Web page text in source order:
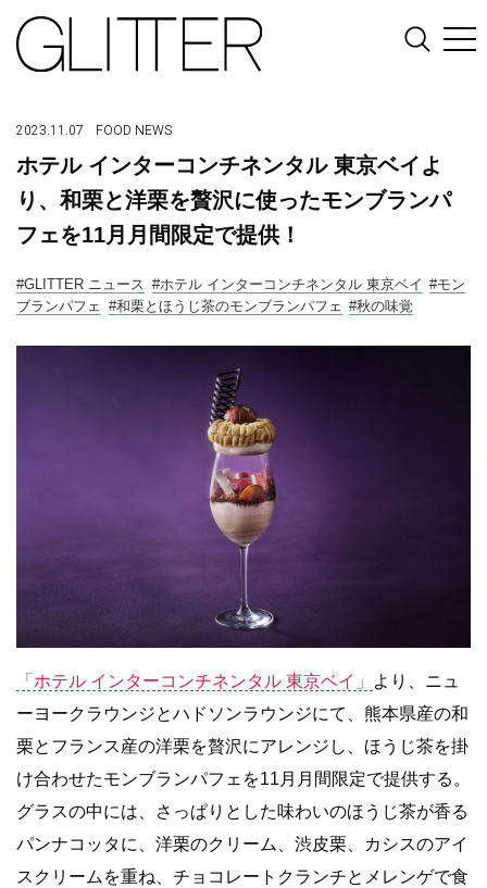
2023.11.07 FOOD NEWS
ホテル インターコンチネンタル 東京ベイよ
り、和栗と洋栗を贅沢に使ったモンブランパ
フェを11月月間限定で提供！
#GLITTER ニュース #ホテル インターコンチネンタル 東京ベイ #モン
ブランパフェ #和栗とほうじ茶のモンブランパフェ #秋の味覚
「ホテル インターコンチネンタル 東京ベイ」
より、ニュ
ーヨークラウンジとハドソンラウンジにて、熊本県産の和
栗とフランス産の洋栗を贅沢にアレンジし、ほうじ茶を掛
け合わせたモンブランパフェを11月月間限定で提供する。
グラスの中には、さっぱりとした味わいのほうじ茶が香る
パンナコッタに、洋栗のクリーム、渋皮栗、カシスのアイ
スクリームを重ね、チョコレートクランチとメレンゲで食